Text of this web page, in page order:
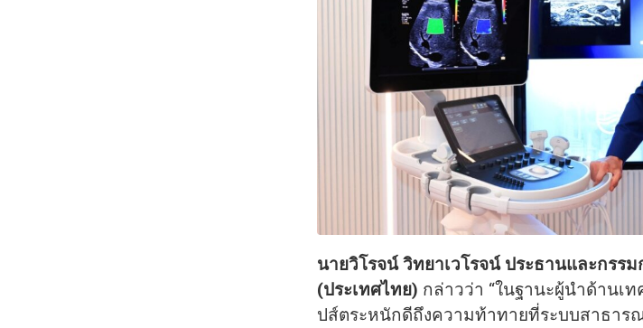
นายวิโรจน์ วิทยาเวโรจน์ ประธานและกรร
(ประเทศไทย) กล่าวว่า “ในฐานะผู้นำด้านเ
ปส์ตระหนักดีถึงความท้าทายที่ระบบสาธาร